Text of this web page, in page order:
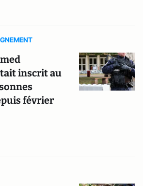
inscrit au
février